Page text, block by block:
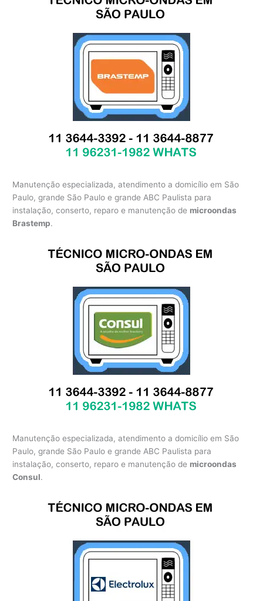
Manutenção especializada, atendimento a domicílio em São
Paulo, grande São Paulo e grande ABC Paulista para
instalação, conserto, reparo e manutenção de microondas
Brastemp.
Manutenção especializada, atendimento a domicílio em São
Paulo, grande São Paulo e grande ABC Paulista para
instalação, conserto, reparo e manutenção de microondas
Consul.